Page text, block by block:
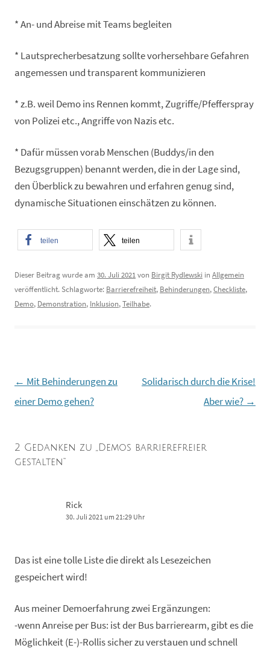
* An- und Abreise mit Teams begleiten
* Lautsprecherbesatzung sollte vorhersehbare Gefahren
angemessen und transparent kommunizieren
* z.B. weil Demo ins Rennen kommt, Zugriffe/Pfefferspray
von Polizei etc., Angriffe von Nazis etc.
* Dafür müssen vorab Menschen (Buddys/in den
Bezugsgruppen) benannt werden, die in der Lage sind,
den Überblick zu bewahren und erfahren genug sind,
dynamische Situationen einschätzen zu können.
teilen teilen
Dieser Beitrag wurde am 30. Juli 2021von Birgit Rydlewski in Allgemein
veröffentlicht. Schlagworte: Barrierefreiheit, Behinderungen,Checkliste,
Demo, Demonstration, Inklusion,Teilhabe.
Beitragsnavigation
← Mit Behinderungen zu
einer Demo gehen?
Solidarisch durch die Krise!
Aber wie? →
2 Gedanken zu „
Demos barrierefreier
gestalten“
Rick
30. Juli 2021 um 21:29 Uhr
Das ist eine tolle Liste die direkt als Lesezeichen
gespeichert wird!
Aus meiner Demoerfahrung zwei Ergänzungen:
-wenn Anreise per Bus: ist der Bus barrierearm, gibt es die
Möglichkeit (E-)-Rollis sicher zu verstauen und schnell